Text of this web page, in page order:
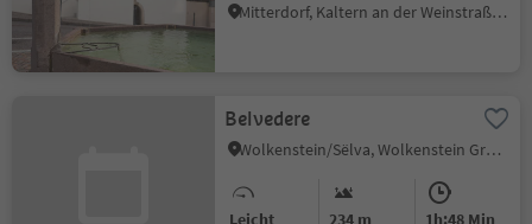
Mitterdorf, Kaltern an der Weinstraße, Südtiroler Weinstraße
Belvedere
Wolkenstein/Sëlva, Wolkenstein Gröden, Dolomitenregion Gröden
Leicht 234 m 1h:48 Min